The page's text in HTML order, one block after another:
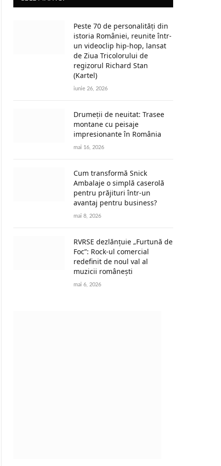
Peste 70 de personalități din
istoria României, reunite într-
un videoclip hip-hop, lansat
de Ziua Tricolorului de
regizorul Richard Stan
(Kartel)
iunie 26, 2026
Drumeții de neuitat: Trasee
montane cu peisaje
impresionante în România
mai 16, 2026
Cum transformă Snick
Ambalaje o simplă caserolă
pentru prăjituri într-un
avantaj pentru business?
mai 8, 2026
RVRSE dezlănțuie „Furtună de
Foc”: Rock-ul comercial
redefinit de noul val al
muzicii românești
mai 6, 2026